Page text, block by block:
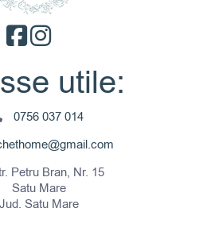
utile:
0756 037 014
Petru Bran, Nr. 15
Satu Mare
Jud. Satu Mare